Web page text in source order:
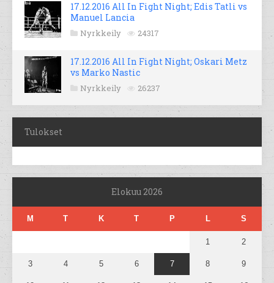
17.12.2016 All In Fight Night; Edis Tatli vs
Manuel Lancia
Nyrkkeily 24317
17.12.2016 All In Fight Night; Oskari Metz
vs Marko Nastic
Nyrkkeily 26237
Tulokset
Elokuu 2026
M T K T P L S
1 2
3 4 5 6 7 8 9